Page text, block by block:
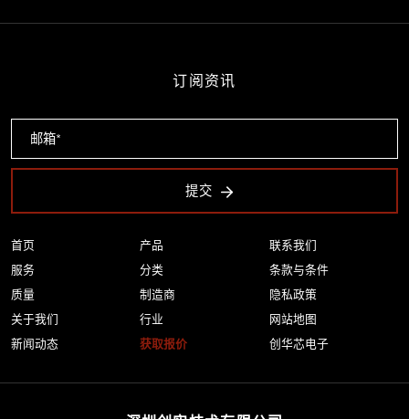
首页
服务
质量
关于我们
新闻动态
产品
分类
制造商
行业
获取报价
联系我们
条款与条件
隐私政策
网站地图
创华芯电子
订阅资讯
提交